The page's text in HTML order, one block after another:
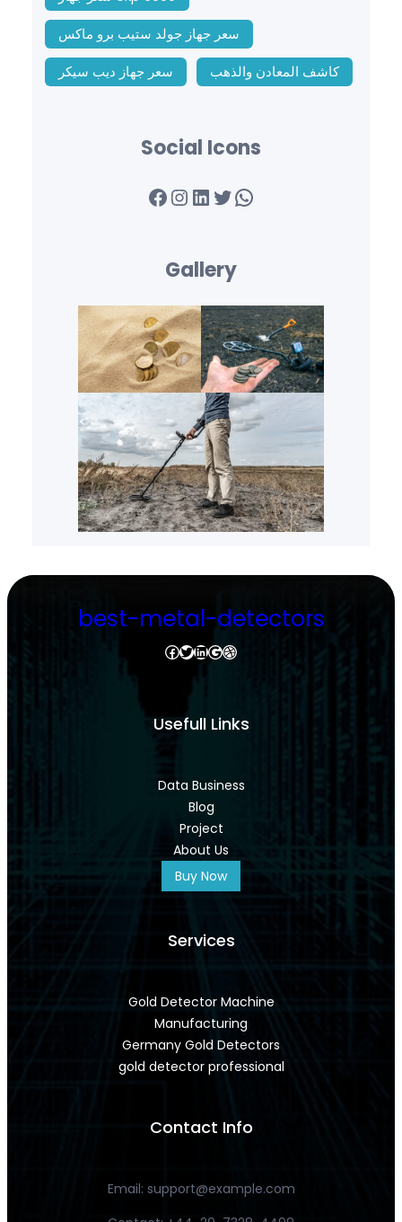
سعر جهاز جولد ستيب برو ماكس
سعر جهاز ديب سيكر
كاشف المعادن والذهب
Social Icons
Facebook InstagramLinkedIn Twitter WhatsApp
Gallery
best-metal-detectors
Facebook Twitter LinkedIn Google Dribbble
Usefull Links
Data Business
Blog
Project
About Us
Buy Now
Services
Gold Detector Machine
Manufacturing
Germany Gold Detectors
gold detector professional
Contact Info
Email: support@example.com